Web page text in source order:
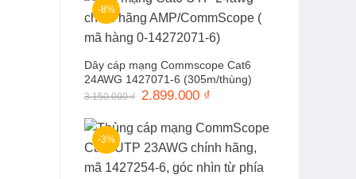
-8%
Dây cáp mạng Commscope Cat6
24AWG 1427071-6 (305m/thùng)
3.150.000₫
Giá
3.150.000 ₫.
2.899.000 ₫
là:
2.899.000 ₫.
-3%